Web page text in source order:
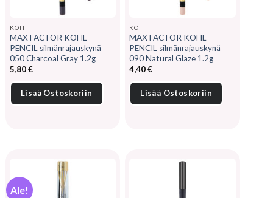
KOTI
MAX FACTOR KOHL
PENCIL silmänrajauskynä
050 Charcoal Gray 1.2g
5,80€
Lisää Ostoskoriin
KOTI
MAX FACTOR KOHL
PENCIL silmänrajauskynä
090 Natural Glaze 1.2g
4,40€
Lisää Ostoskoriin
Ale!